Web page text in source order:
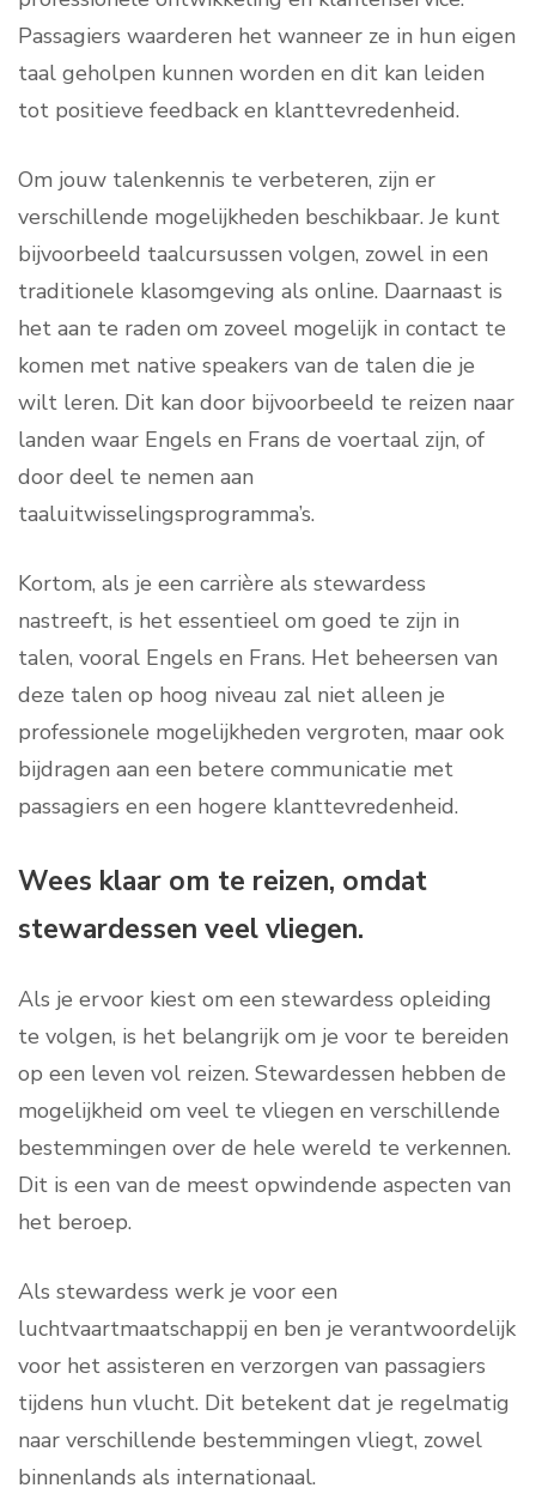
Passagiers waarderen het wanneer ze in hun eigen
taal geholpen kunnen worden en dit kan leiden
tot positieve feedback en klanttevredenheid.
Om jouw talenkennis te verbeteren, zijn er
verschillende mogelijkheden beschikbaar. Je kunt
bijvoorbeeld taalcursussen volgen, zowel in een
traditionele klasomgeving als online. Daarnaast is
het aan te raden om zoveel mogelijk in contact te
komen met native speakers van de talen die je
wilt leren. Dit kan door bijvoorbeeld te reizen naar
landen waar Engels en Frans de voertaal zijn, of
door deel te nemen aan
taaluitwisselingsprogramma’s.
Kortom, als je een carrière als stewardess
nastreeft, is het essentieel om goed te zijn in
talen, vooral Engels en Frans. Het beheersen van
deze talen op hoog niveau zal niet alleen je
professionele mogelijkheden vergroten, maar ook
bijdragen aan een betere communicatie met
passagiers en een hogere klanttevredenheid.
Wees klaar om te reizen, omdat
stewardessen veel vliegen.
Als je ervoor kiest om een stewardess opleiding
te volgen, is het belangrijk om je voor te bereiden
op een leven vol reizen. Stewardessen hebben de
mogelijkheid om veel te vliegen en verschillende
bestemmingen over de hele wereld te verkennen.
Dit is een van de meest opwindende aspecten van
het beroep.
Als stewardess werk je voor een
luchtvaartmaatschappij en ben je verantwoordelijk
voor het assisteren en verzorgen van passagiers
tijdens hun vlucht. Dit betekent dat je regelmatig
naar verschillende bestemmingen vliegt, zowel
binnenlands als internationaal.